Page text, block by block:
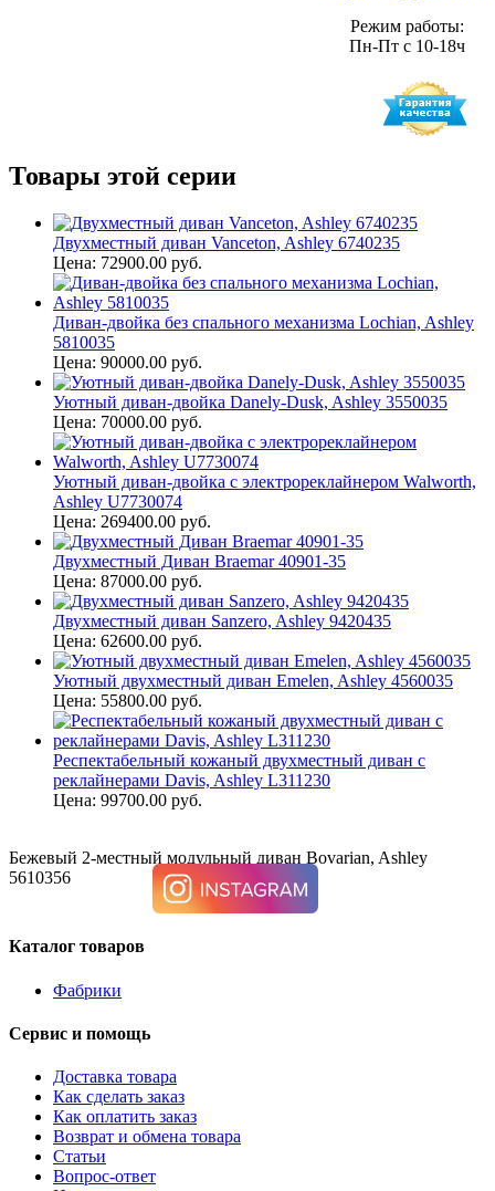
Режим работы:
Пн-Пт с 10-18ч
Товары этой серии
Двухместный диван Vanceton, Ashley 6740235
Цена: 72900.00 руб.
Диван-двойка без спального механизма Lochian, Ashley
5810035
Цена: 90000.00 руб.
Уютный диван-двойка Danely-Dusk, Ashley 3550035
Цена: 70000.00 руб.
Уютный диван-двойка с электрореклайнером Walworth,
Ashley U7730074
Цена: 269400.00 руб.
Двухместный Диван Braemar 40901-35
Цена: 87000.00 руб.
Двухместный диван Sanzero, Ashley 9420435
Цена: 62600.00 руб.
Уютный двухместный диван Emelen, Ashley 4560035
Цена: 55800.00 руб.
Респектабельный кожаный двухместный диван с
реклайнерами Davis, Ashley L311230
Цена: 99700.00 руб.
Бежевый 2-местный модульный диван Bovarian, Ashley
5610356
Каталог товаров
Фабрики
Сервис и помощь
Доставка товара
Как сделать заказ
Как оплатить заказ
Возврат и обмена товара
Статьи
Вопрос-ответ